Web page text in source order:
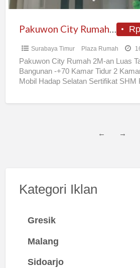
Pakuwon City Rumah 2M-an
Surabaya Timur Plaza Rumah
Pakuwon City Rumah 2M-an Luas
Bangunan -+70 Kamar Tidur 2
Mobil Hadap Selatan Sertifikat SHM
← →
Kategori Iklan
Gresik
Malang
Sidoarjo